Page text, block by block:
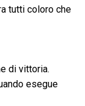
tutti coloro che
di vittoria.
esegue